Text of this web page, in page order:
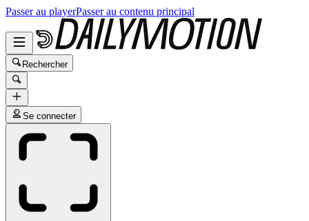
Passer au playerPasser au contenu principal
Rechercher
Se connecter